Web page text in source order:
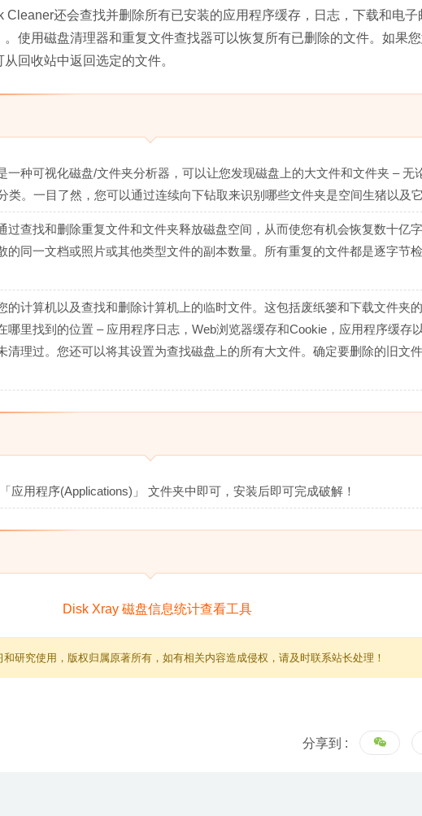
Cleaner还会查找并删除所有已安装的应用程序缓存，日志，下载和电子
使用磁盘清理器和重复文件查找器可以恢复所有已删除的文件。如果
回收站中返回选定的文件。
一种可视化磁盘/文件夹分析器，可以让您发现磁盘上的大文件和文件夹 – 无
类。一目了然，您可以通过连续向下钻取来识别哪些文件夹是空间生猪以及它
过查找和删除重复文件和文件夹释放磁盘空间，从而使您有机会恢复数十亿
的同一文档或照片或其他类型文件的副本数量。所有重复的文件都是逐字节
的计算机以及查找和删除计算机上的临时文件。这包括废纸篓和下载文件夹
哪里找到的位置 – 应用程序日志，Web浏览器缓存和Cookie，应用程序缓存
清理过。您还可以将其设置为查找磁盘上的所有大文件。确定要删除的旧文
应用程序(Applications)」 文件夹中即可，安装后即可完成破解！
研究使用，版权归属原著所有，如有相关内容造成侵权，请及时联系站长处理！
分享到 :